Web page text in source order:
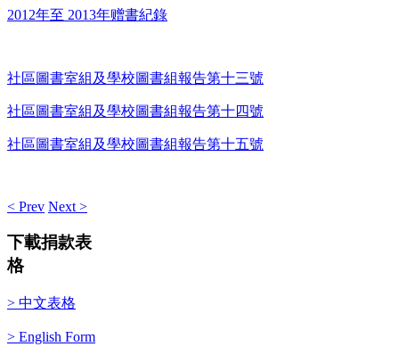
2012年至 2013年赠書紀錄
社區圖書室組及學校圖書組報告第十三號
社區圖書室組及學校圖書組報告第十四號
社區圖書室組及學校圖書組報告第十五號
< Prev Next >
下載捐款表
格
> 中文表格
> English Form